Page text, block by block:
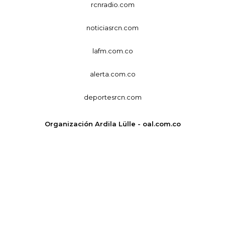
rcnradio.com
noticiasrcn.com
lafm.com.co
alerta.com.co
deportesrcn.com
Organización Ardila Lülle - oal.com.co